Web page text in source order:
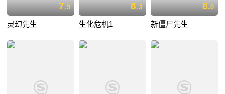
7.9
灵幻先生
8.3
生化危机1
8.0
新僵尸先生